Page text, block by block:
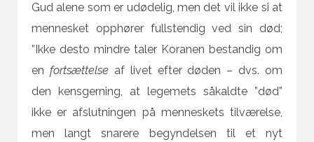
Gud alene som er udødelig, men det vil ikke si at
mennesket opphører fullstendig ved sin død;
”Ikke desto mindre taler Koranen bestandig om
en fortsættelse af livet efter døden – dvs. om
den kensgerning, at legemets såkaldte ”død”
ikke er afslutningen på menneskets tilværelse,
men langt snarere begyndelsen til et nyt